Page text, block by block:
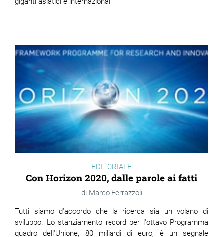
EDITORIALE
Con Horizon 2020, dalle parole ai fatti
Marco Ferrazzoli
Tutti siamo d'accordo che la ricerca sia un volano di
sviluppo. Lo stanziamento record per l'ottavo Programma
quadro dell'Unione, 80 miliardi di euro, è un segnale